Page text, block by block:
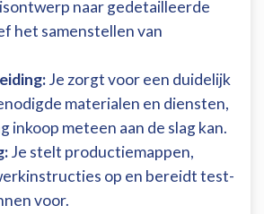
naar gedetailleerde
het samenstellen van
Je zorgt voor een duidelijk
materialen en diensten,
inkoop meteen aan de slag kan.
Je stelt productiemappen,
op en bereidt test-
voor.